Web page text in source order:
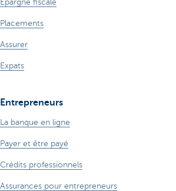
Epargne fiscale
Placements
Assurer
Expats
Entrepreneurs
La banque en ligne
Payer et être payé
Crédits professionnels
Assurances pour entrepreneurs